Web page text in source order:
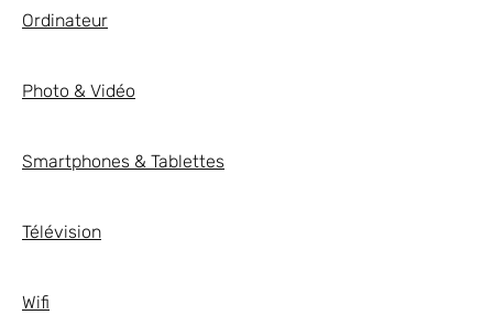
Ordinateur
Photo & Vidéo
Smartphones & Tablettes
Télévision
Wifi